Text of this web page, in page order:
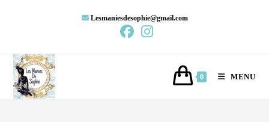
Lesmaniesdesophie@gmail.com
0 MENU